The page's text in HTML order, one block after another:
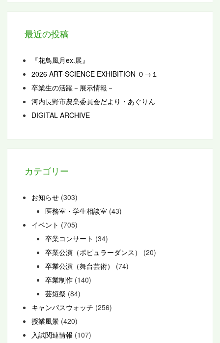
最近の投稿
『花鳥風月ex.展』
2026 ART-SCIENCE EXHIBITION ０→１
卒業生の活躍－展示情報－
河内長野市農業委員会だより・あぐりん
DIGITAL ARCHIVE
カテゴリー
お知らせ (303)
医務室・学生相談室 (43)
イベント (705)
卒業コンサート (34)
卒業公演（ポピュラーダンス）
(20)
卒業公演（舞台芸術）
(74)
卒業制作 (140)
芸短祭 (84)
キャンパスウォッチ (256)
授業風景 (420)
入試関連情報 (107)